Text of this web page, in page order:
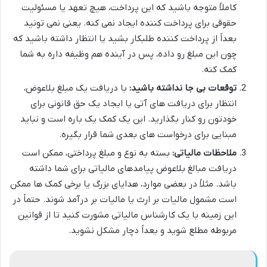
کاملاً متوجه باشید که این پرداخت، هیچ تعهد یا مسئولیت
حقوقی برای پرداخت کننده ایجاد نمی کنه. یعنی نمی تونید
بعداً از پرداخت کننده طلبکار بشید یا انتظار داشته باشید که
چون این مبلغ رو داده، پس در آینده هم وظیفه داره به شما
کمک کنه.
توقعات بی جا نداشته باشید: با دریافت یک مبلغ بلاعوض،
انتظار برای دریافت های آتی یا ایجاد یک حق قانونی برای
خودتون رو کنار بگذارید. این یک کمک یک باره است و نباید
مبنایی برای درخواست های بعدی شما قرار بگیره.
ملاحظات مالیاتی: بسته به نوع و مبلغ پرداختی، ممکن است
دریافت مبالغ بلاعوض پیامدهای مالیاتی برای شما داشته
باشد. مثلاً در بعضی موارد، هدایای بزرگ یا برخی کمک ها ممکن
است مشمول مالیات بر ارث یا مالیات بر درآمد شوند. حتماً در
این زمینه با یک کارشناس مالیاتی مشورت کنید تا از قوانین
مربوطه مطلع شوید و بعداً دچار مشکل نشوید.